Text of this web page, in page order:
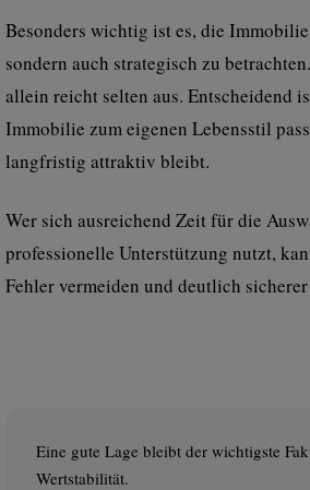
Besonders wichtig ist es, die
sondern auch strategisch zu
allein reicht selten aus. Entscheidend
Immobilie zum eigenen Lebensstil
langfristig attraktiv bleibt.
Wer sich ausreichend Zeit für die
professionelle Unterstützung nutzt,
Fehler vermeiden und deutlich
Eine gute Lage bleibt der wichtigste
Wertstabilität.